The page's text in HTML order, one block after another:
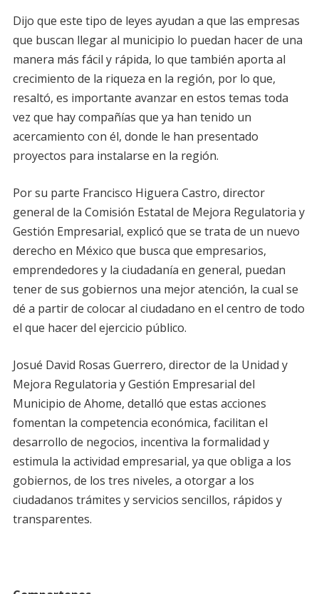
Dijo que este tipo de leyes ayudan a que las empresas
que buscan llegar al municipio lo puedan hacer de una
manera más fácil y rápida, lo que también aporta al
crecimiento de la riqueza en la región, por lo que,
resaltó, es importante avanzar en estos temas toda
vez que hay compañías que ya han tenido un
acercamiento con él, donde le han presentado
proyectos para instalarse en la región.
Por su parte Francisco Higuera Castro, director
general de la Comisión Estatal de Mejora Regulatoria y
Gestión Empresarial, explicó que se trata de un nuevo
derecho en México que busca que empresarios,
emprendedores y la ciudadanía en general, puedan
tener de sus gobiernos una mejor atención, la cual se
dé a partir de colocar al ciudadano en el centro de todo
el que hacer del ejercicio público.
Josué David Rosas Guerrero, director de la Unidad y
Mejora Regulatoria y Gestión Empresarial del
Municipio de Ahome, detalló que estas acciones
fomentan la competencia económica, facilitan el
desarrollo de negocios, incentiva la formalidad y
estimula la actividad empresarial, ya que obliga a los
gobiernos, de los tres niveles, a otorgar a los
ciudadanos trámites y servicios sencillos, rápidos y
transparentes.